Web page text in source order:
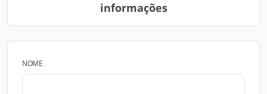
informações
NOME